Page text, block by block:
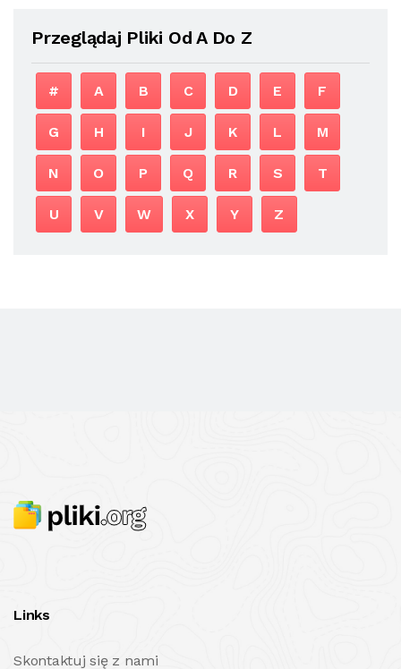
Przeglądaj Pliki Od A Do Z
# A B C D E F
G H I J K L M
N O P Q R S T
U V W X Y Z
Links
Skontaktuj się z nami